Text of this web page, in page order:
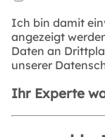
Ich bin damit
angezeigt
Daten an
unserer
Ihr Experte